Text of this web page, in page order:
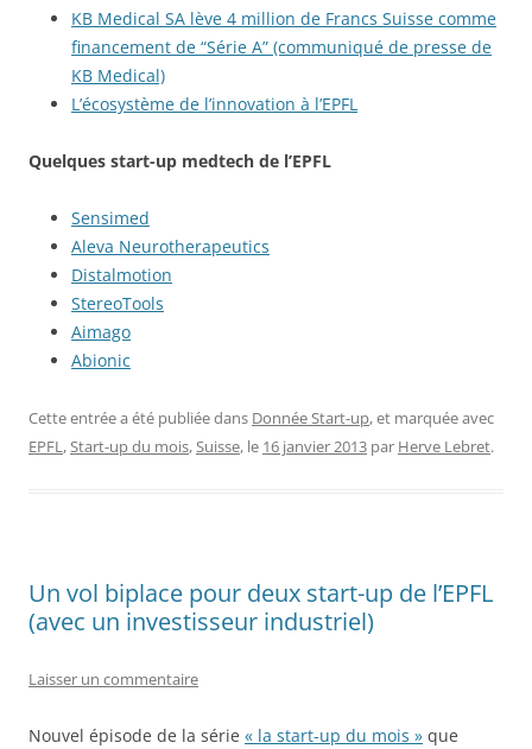
KB Medical SA lève 4 million de Francs Suisse comme
financement de “Série A” (communiqué de presse de
KB Medical)
L’écosystème de l’innovation à l’EPFL
Quelques start-up medtech de l’EPFL
Sensimed
Aleva Neurotherapeutics
Distalmotion
StereoTools
Aimago
Abionic
Cette entrée a été publiée dans Donnée Start-up, et marquée avec
EPFL,Start-up du mois,Suisse, le 16 janvier 2013 par Herve Lebret.
Un vol biplace pour deux start-up de l’EPFL
(avec un investisseur industriel)
Laisser un commentaire
Nouvel épisode de la série « la start-up du mois » que